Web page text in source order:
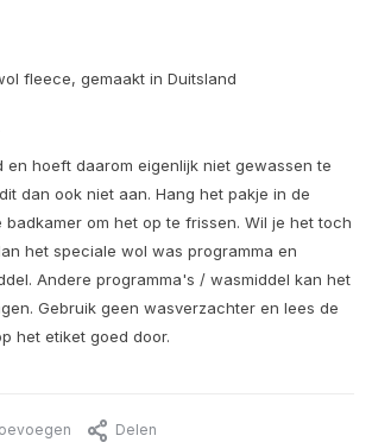
fleece, gemaakt in Duitsland
en hoeft daarom eigenlijk niet gewassen te
dan ook niet aan. Hang het pakje in de
om het op te frissen. Wil je het toch
het speciale wol was programma en
Andere programma's / wasmiddel kan het
Gebruik geen wasverzachter en lees de
het etiket goed door.
Delen